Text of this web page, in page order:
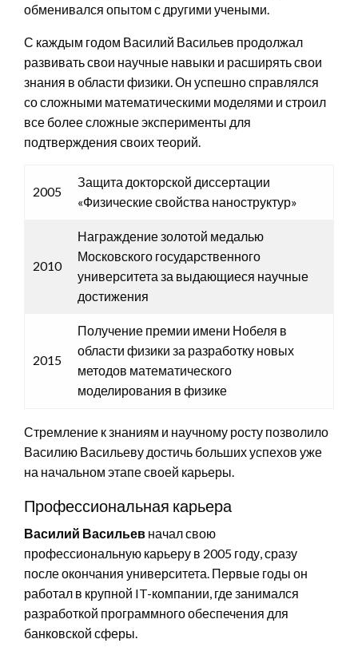
обменивался опытом с другими учеными.
С каждым годом Василий Васильев продолжал
развивать свои научные навыки и расширять свои
знания в области физики. Он успешно справлялся
со сложными математическими моделями и строил
все более сложные эксперименты для
подтверждения своих теорий.
2005
Защита докторской диссертации
«Физические свойства наноструктур»
2010
Награждение золотой медалью
Московского государственного
университета за выдающиеся научные
достижения
2015
Получение премии имени Нобеля в
области физики за разработку новых
методов математического
моделирования в физике
Стремление к знаниям и научному росту позволило
Василию Васильеву достичь больших успехов уже
на начальном этапе своей карьеры.
Профессиональная карьера
Василий Васильев начал свою
профессиональную карьеру в 2005 году, сразу
после окончания университета. Первые годы он
работал в крупной IT-компании, где занимался
разработкой программного обеспечения для
банковской сферы.